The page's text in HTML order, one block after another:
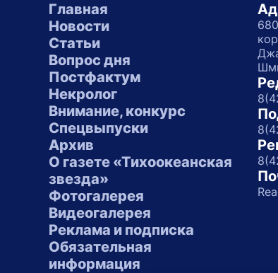
Главная
Новости
Статьи
Вопрос дня
Постфактум
Некролог
Внимание, конкурс
Спецвыпуски
Архив
О газете «Тихоокеанская
звезда»
Фотогалерея
Видеогалерея
Реклама и подписка
Обязательная
информация